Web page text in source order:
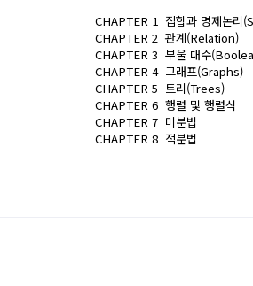
CHAPTER 1 집합과 명제논
CHAPTER 2 관계(Relation)
CHAPTER 3 부울 대수
CHAPTER 4 그래프(Graphs)
CHAPTER 5 트리(Trees)
CHAPTER 6 행렬 및 행렬식
CHAPTER 7 미분법
CHAPTER 8 적분법